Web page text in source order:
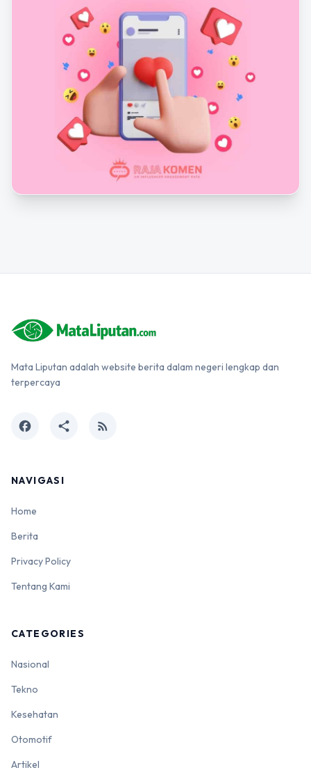
Mata Liputan adalah website berita dalam negeri lengkap dan
terpercaya
facebook share rss_feed
NAVIGASI
Home
Berita
Privacy Policy
Tentang Kami
CATEGORIES
Nasional
Tekno
Kesehatan
Otomotif
Artikel